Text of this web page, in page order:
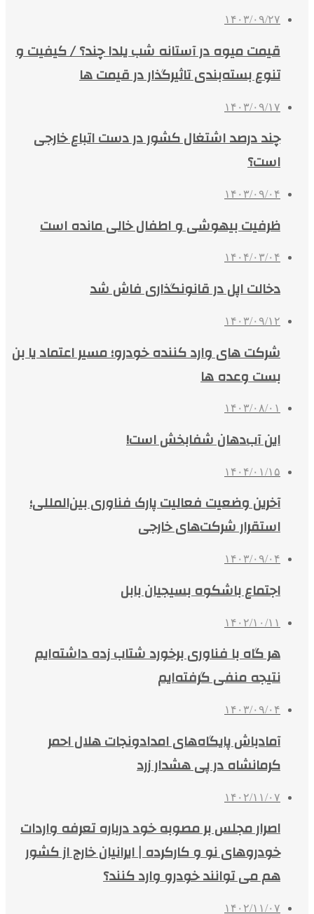
۱۴۰۳/۰۹/۲۷
قیمت میوه در آستانه شب یلدا چند؟ / کیفیت و
تنوع بسته‌بندی‌ تاثیرگذار در قیمت ها
۱۴۰۳/۰۹/۱۷
چند درصد اشتغال کشور در دست اتباع خارجی
است؟
۱۴۰۳/۰۹/۰۴
ظرفیت بیهوشی و اطفال خالی مانده است
۱۴۰۴/۰۳/۰۴
دخالت اپل در قانونگذاری فاش شد
۱۴۰۳/۰۹/۱۲
شرکت های وارد کننده خودرو؛ مسیر اعتماد یا بن
بست وعده ها
۱۴۰۳/۰۸/۰۱
این آب‌دهان شفابخش است!
۱۴۰۴/۰۱/۱۵
آخرین وضعیت فعالیت پارک فناوری بین‌المللی؛
استقرار شرکت‌های خارجی‌
۱۴۰۳/۰۹/۰۴
اجتماع باشکوه بسیجیان بابل
۱۴۰۲/۱۰/۱۱
هر گاه با فناوری برخورد شتاب زده داشته‌ایم
نتیجه منفی گرفته‌ایم
۱۴۰۳/۰۹/۰۴
آمادباش پایگاه‌های امدادونجات هلال احمر
کرمانشاه در پی هشدار زرد
۱۴۰۲/۱۱/۰۷
اصرار مجلس بر مصوبه خود درباره تعرفه واردات
خودروهای نو و کارکرده | ایرانیان خارج از کشور
هم می توانند خودرو وارد کنند؟
۱۴۰۲/۱۱/۰۷